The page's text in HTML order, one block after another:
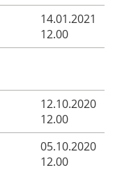
14.01.2021
12.00
12.10.2020
12.00
05.10.2020
12.00